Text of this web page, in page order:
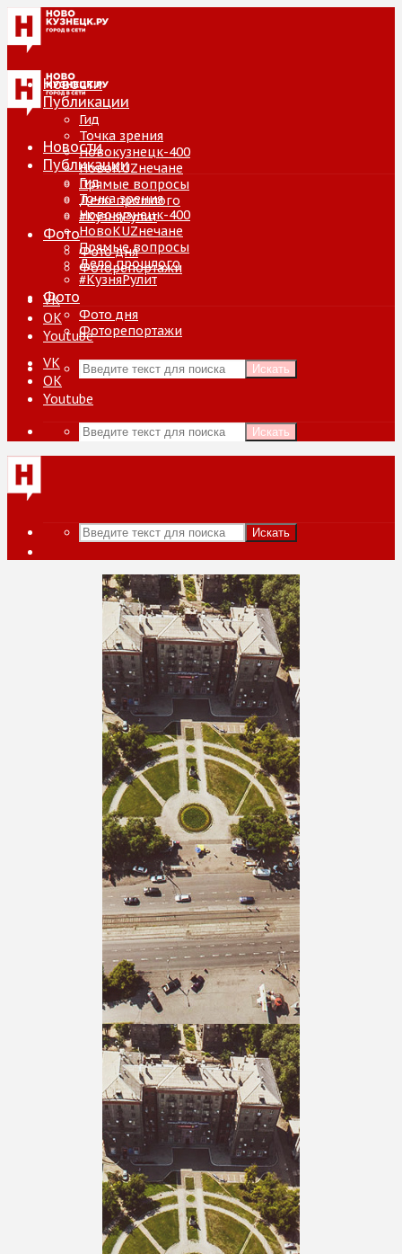
Новости
Публикации
Гид
Точка зрения
Новокузнецк-400
НовоKUZнечане
Прямые вопросы
Дело прошлого
#КузняРулит
Фото
Фото дня
Фоторепортажи
VK
ОК
Youtube
Искать
Новости
Публикации
Гид
Точка зрения
Новокузнецк-400
НовоKUZнечане
Прямые вопросы
Дело прошлого
#КузняРулит
Фото
Фото дня
Фоторепортажи
VK
ОК
Youtube
Искать
Искать